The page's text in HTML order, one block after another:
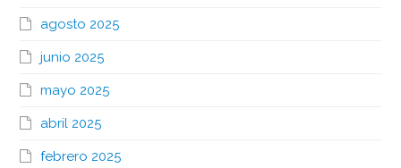
agosto 2025
junio 2025
mayo 2025
abril 2025
febrero 2025